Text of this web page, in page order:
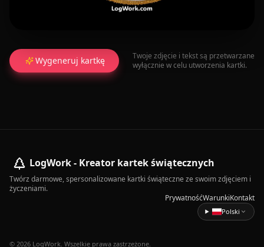
Wygeneruj kartkę
Twoje zdjęcie i tekst są przetwarzane
wyłącznie w celu utworzenia kartki.
LogWork - Kreator kartek świątecznych
Twórz darmowe, spersonalizowane kartki świąteczne ze swoim zdjęciem i
życzeniami.
PrywatnośćWarunkiKontakt
Polski
© 2026 LogWork. Wszelkie prawa zastrzeżone.